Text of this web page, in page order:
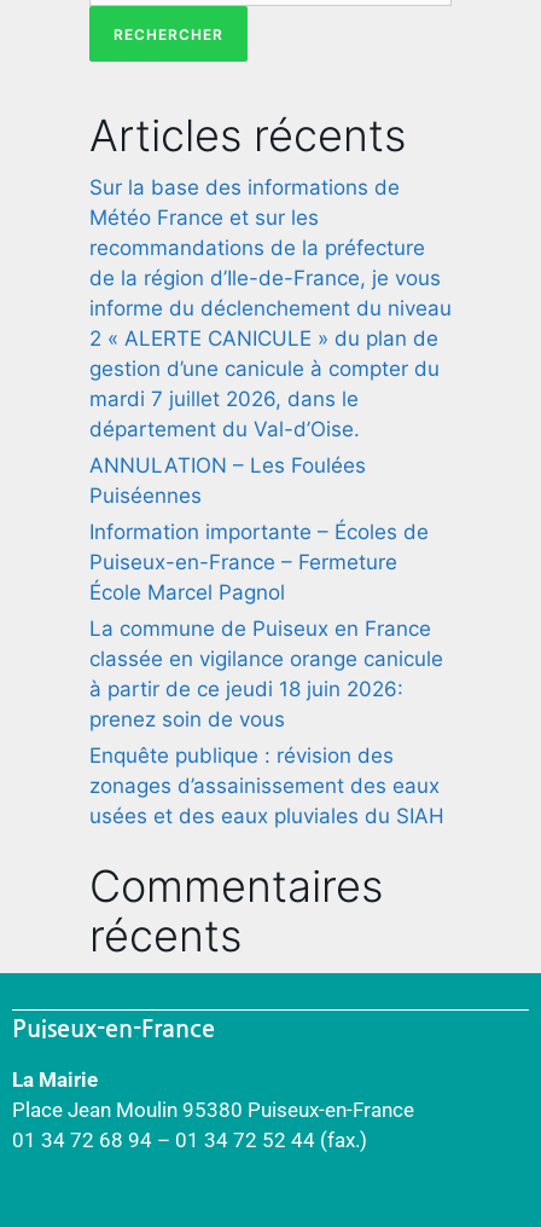
Articles récents
Sur la base des informations de
Météo France et sur les
recommandations de la préfecture
de la région d’Ile-de-France, je vous
informe du déclenchement du niveau
2 « ALERTE CANICULE » du plan de
gestion d’une canicule à compter du
mardi 7 juillet 2026, dans le
département du Val-d’Oise.
ANNULATION – Les Foulées
Puiséennes
Information importante – Écoles de
Puiseux-en-France – Fermeture
École Marcel Pagnol
La commune de Puiseux en France
classée en vigilance orange canicule
à partir de ce jeudi 18 juin 2026:
prenez soin de vous
Enquête publique : révision des
zonages d’assainissement des eaux
usées et des eaux pluviales du SIAH
Commentaires
récents
Puiseux-en-France
La Mairie
Place Jean Moulin 95380 Puiseux-en-France
01 34 72 68 94 – 01 34 72 52 44 (fax.)